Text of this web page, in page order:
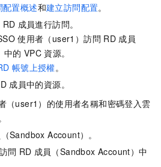
配置概述和建立訪問配置。
RD 成員進行訪問。
使用者（user1）訪問 RD 成員
中的 VPC 資源。
帳號上授權。
成員中的資源。
（user1）的使用者名稱和密碼登入雲
Sandbox Account）。
問 RD 成員（Sandbox Account）中